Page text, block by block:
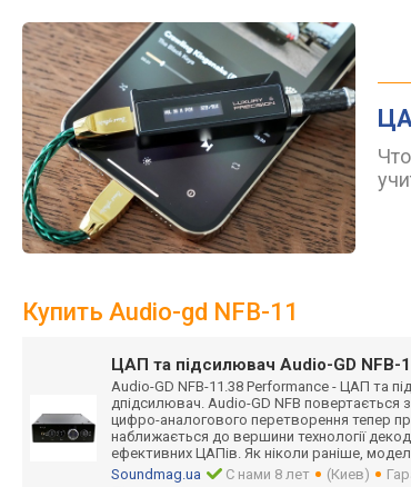
Купить Audio-gd NFB-11
ЦАП та підсилювач Audio-GD NFB-
Audio-GD NFB-11.38 Performance - ЦАП та
дпідсилювач. Audio-GD NFB повертається
цифро-аналогового перетворення тепер
наближається до вершини технології
ефективних ЦАПів. Як ніколи раніше,
Soundmag.ua
С нами 8 лет (Киев)